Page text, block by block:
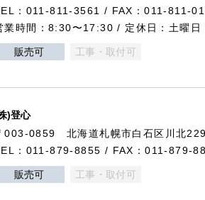
：011-811-3561 / FAX：011-811-
業時間：8:30〜17:30 / 定休日：土曜日
販売可 工事・取付可
)登心
003-0859 北海道札幌市白石区川北
：011-879-8855 / FAX：011-879-
販売可 工事・取付可